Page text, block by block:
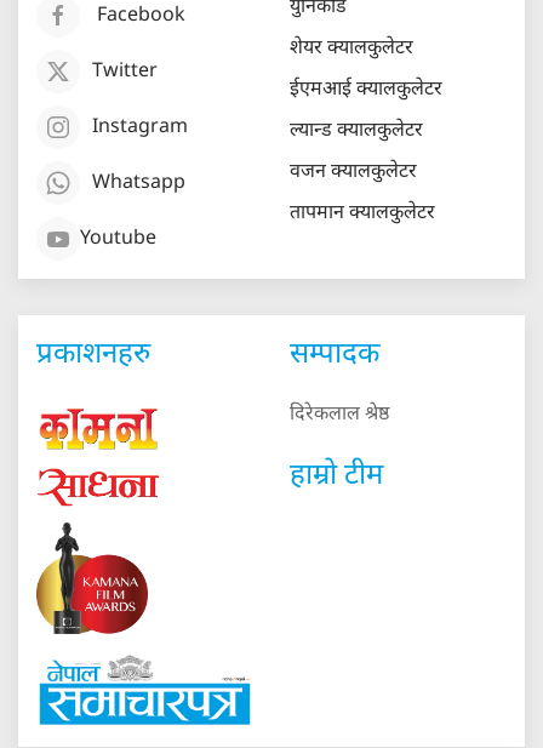
Facebook
Twitter
Instagram
Whatsapp
Youtube
युनिकोड
शेयर क्यालकुलेटर
ईएमआई क्यालकुलेटर
ल्यान्ड क्यालकुलेटर
वजन क्यालकुलेटर
तापमान क्यालकुलेटर
प्रकाशनहरु सम्पादक
दिरेकलाल श्रेष्ठ
हाम्रो टीम